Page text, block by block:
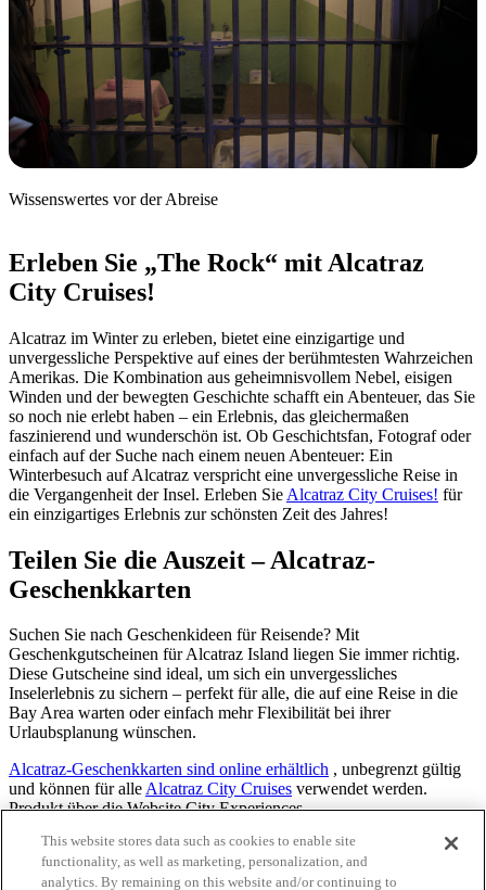
Wissenswertes vor der Abreise
Erleben Sie „The Rock“ mit Alcatraz
City Cruises!
Alcatraz im Winter zu erleben, bietet eine einzigartige und
unvergessliche Perspektive auf eines der berühmtesten Wahrzeichen
Amerikas. Die Kombination aus geheimnisvollem Nebel, eisigen
Winden und der bewegten Geschichte schafft ein Abenteuer, das Sie
so noch nie erlebt haben – ein Erlebnis, das gleichermaßen
faszinierend und wunderschön ist. Ob Geschichtsfan, Fotograf oder
einfach auf der Suche nach einem neuen Abenteuer: Ein
Winterbesuch auf Alcatraz verspricht eine unvergessliche Reise in
die Vergangenheit der Insel. Erleben Sie Alcatraz City Cruises! für
ein einzigartiges Erlebnis zur schönsten Zeit des Jahres!
Teilen Sie die Auszeit – Alcatraz-
Geschenkkarten
Suchen Sie nach Geschenkideen für Reisende? Mit
Geschenkgutscheinen für Alcatraz Island liegen Sie immer richtig.
Diese Gutscheine sind ideal, um sich ein unvergessliches
Inselerlebnis zu sichern – perfekt für alle, die auf eine Reise in die
Bay Area warten oder einfach mehr Flexibilität bei ihrer
Urlaubsplanung wünschen.
Alcatraz-Geschenkkarten sind online erhältlich , unbegrenzt gültig
und können für alleAlcatraz City Cruises verwendet werden.
Produkt über die Website City Experiences.
Ursprüngliches Veröffentlichungsdatum: 20. Oktober 2023
This website stores data such as cookies to enable site
functionality, as well as marketing, personalization, and
analytics. By remaining on this website and/or continuing to